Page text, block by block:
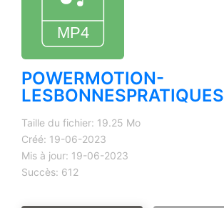
POWERMOTION-
LESBONNESPRATIQUES
Taille du fichier: 19.25 Mo
Créé: 19-06-2023
Mis à jour: 19-06-2023
Succès: 612